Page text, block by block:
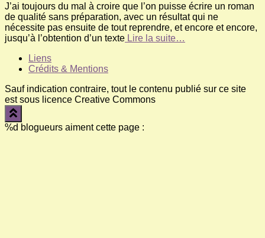
J’ai toujours du mal à croire que l’on puisse écrire un roman
de qualité sans préparation, avec un résultat qui ne
nécessite pas ensuite de tout reprendre, et encore et encore,
jusqu’à l’obtention d’un texte Lire la suite…
Liens
Crédits & Mentions
Sauf indication contraire, tout le contenu publié sur ce site
est sous licence Creative Commons
%d blogueurs aiment cette page :